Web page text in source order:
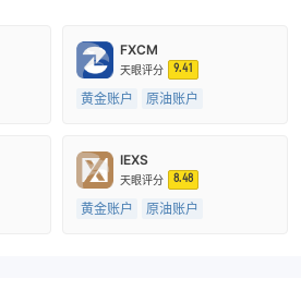
FXCM
天眼评分 9.41
黄金账户
原油账户
全牌照 (MM)
IEXS
天眼评分 8.48
黄金账户
原油账户